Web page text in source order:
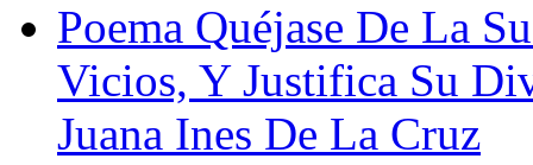
Poema Quéjase De La
Vicios, Y Justifica Su
Juana Ines De La Cruz